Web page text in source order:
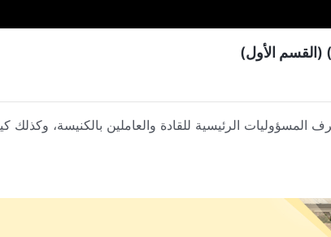
المسؤوليات الرئيسية للقادة والعاملين بالكنيسة، وكذلك